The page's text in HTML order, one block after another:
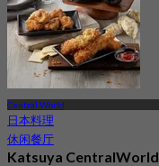
Central World
日本料理
休闲餐厅
Katsuya CentralWorld